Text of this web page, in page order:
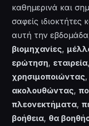
καθημερινά και
σαφείς ιδιοκτήτες
αυτή την
βιομηχανίες,
ερώτηση, εταιρεία,
χρησιμοποιώντας,
ακολουθώντας,
πλεονεκτήματα,
βοήθεια, θα